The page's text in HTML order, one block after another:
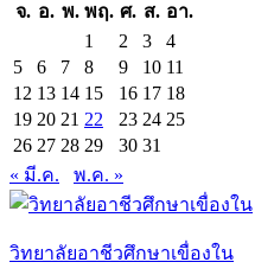
จ. อ. พ. พฤ. ศ. ส. อา.
1
2 3
4
5
6 7 8 9 10 11
12 13 14 15 16 17 18
19 20 21 22 23 24 25
26 27 28 29 30 31
« มี.ค.
พ.ค. »
วิทยาลัยอาชีวศึกษาเขื่องใน